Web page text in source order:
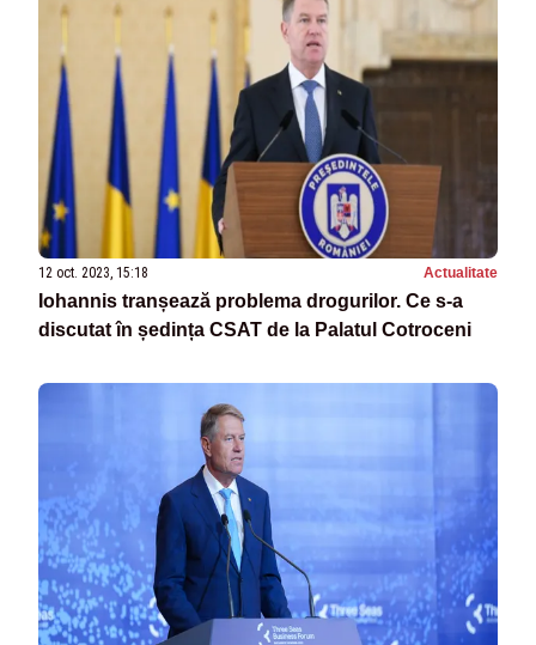
12 oct. 2023, 15:18 Actualitate
Iohannis tranșează problema drogurilor. Ce s-a
discutat în ședința CSAT de la Palatul Cotroceni